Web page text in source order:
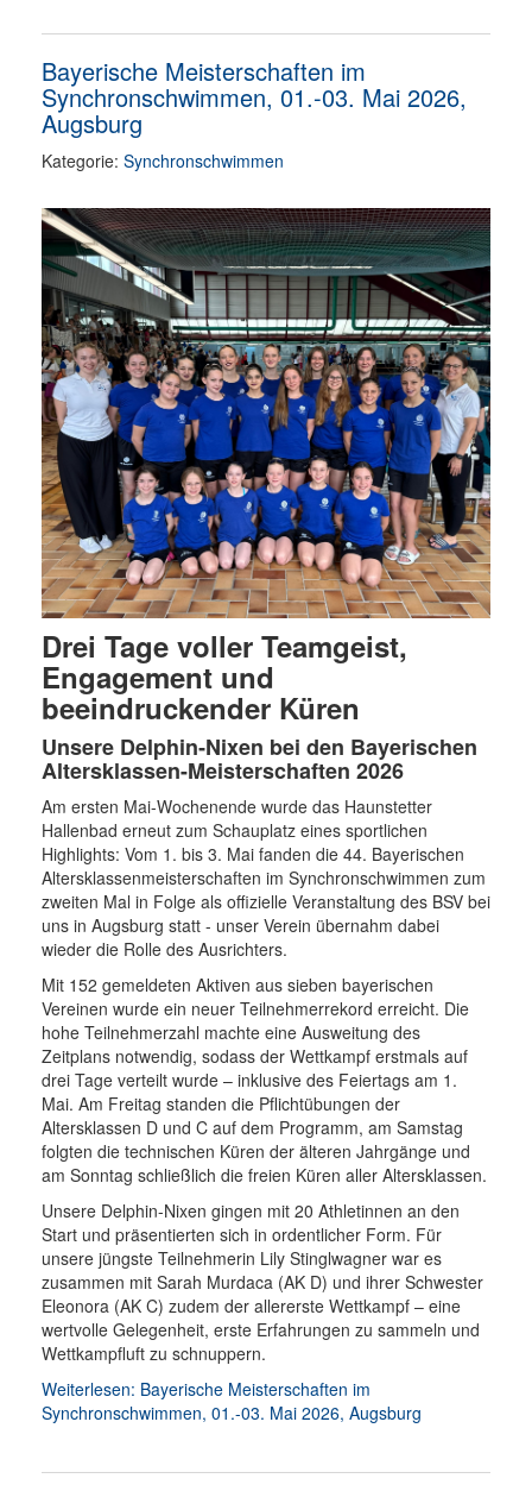
Bayerische Meisterschaften im
Synchronschwimmen, 01.-03. Mai 2026,
Augsburg
Kategorie: Synchronschwimmen
Drei Tage voller Teamgeist,
Engagement und
beeindruckender Küren
Unsere Delphin‑Nixen bei den Bayerischen
Altersklassen-Meisterschaften 2026
Am ersten Mai-Wochenende wurde das Haunstetter
Hallenbad erneut zum Schauplatz eines sportlichen
Highlights: Vom 1. bis 3. Mai fanden die 44. Bayerischen
Altersklassenmeisterschaften im Synchronschwimmen zum
zweiten Mal in Folge als offizielle Veranstaltung des BSV bei
uns in Augsburg statt - unser Verein übernahm dabei
wieder die Rolle des Ausrichters.
Mit 152 gemeldeten Aktiven aus sieben bayerischen
Vereinen wurde ein neuer Teilnehmerrekord erreicht. Die
hohe Teilnehmerzahl machte eine Ausweitung des
Zeitplans notwendig, sodass der Wettkampf erstmals auf
drei Tage verteilt wurde – inklusive des Feiertags am 1.
Mai. Am Freitag standen die Pflichtübungen der
Altersklassen D und C auf dem Programm, am Samstag
folgten die technischen Küren der älteren Jahrgänge und
am Sonntag schließlich die freien Küren aller Altersklassen.
Unsere Delphin-Nixen gingen mit 20 Athletinnen an den
Start und präsentierten sich in ordentlicher Form. Für
unsere jüngste Teilnehmerin Lily Stinglwagner war es
zusammen mit Sarah Murdaca (AK D) und ihrer Schwester
Eleonora (AK C) zudem der allererste Wettkampf – eine
wertvolle Gelegenheit, erste Erfahrungen zu sammeln und
Wettkampfluft zu schnuppern.
Weiterlesen: Bayerische Meisterschaften im
Synchronschwimmen, 01.-03. Mai 2026, Augsburg